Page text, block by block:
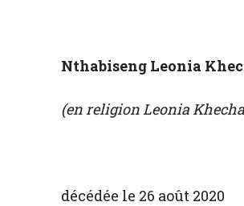
Nthabiseng Leonia
(en religion Leonia
décédée le 26 août 2020